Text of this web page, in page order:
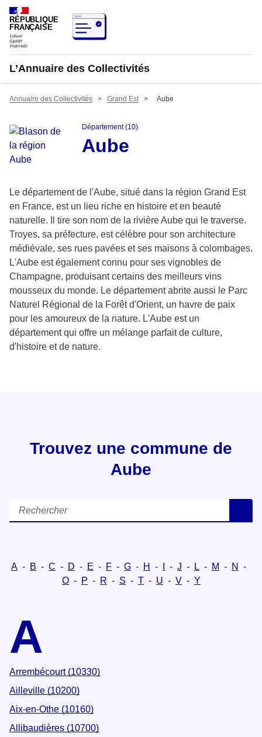
RÉPUBLIQUE
FRANÇAISE
L’Annuaire des Collectivités
Annuaire des Collectivités > Grand Est > Aube
Département (10)
Aube
Le département de l'Aube, situé dans la région Grand Est
en France, est un lieu riche en histoire et en beauté
naturelle. Il tire son nom de la rivière Aube qui le traverse.
Troyes, sa préfecture, est célèbre pour son architecture
médiévale, ses rues pavées et ses maisons à colombages.
L'Aube est également connu pour ses vignobles de
Champagne, produisant certains des meilleurs vins
mousseux du monde. Le département abrite aussi le Parc
Naturel Régional de la Forêt d'Orient, un havre de paix
pour les amoureux de la nature. L'Aube est un
département qui offre un mélange parfait de culture,
d'histoire et de nature.
Trouvez une commune de
Aube
Rechercher
A - B - C - D - E - F - G - H - - J - L - M - N
-
O - P - R - S - T - U - V - Y
A
Arrembécourt (10330)
Ailleville (10200)
Aix-en-Othe (10160)
Allibaudières (10700)